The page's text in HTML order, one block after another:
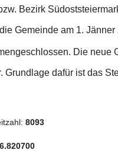
Bezirk
Gemeinde am 1.
Die neue
Grundlage dafür ist das
8093